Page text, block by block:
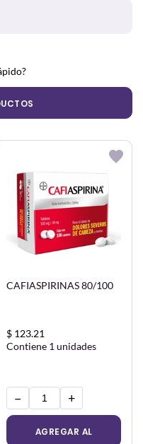
CAFIASPIRINAS 80/100
$ 123.21
Contiene 1 unidades
− +
AGREGAR AL